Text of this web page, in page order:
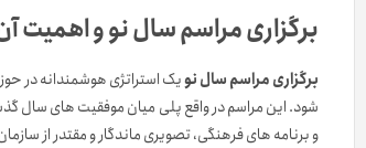
برگزاری مراسم سال نو و اهمیت
برگزاری مراسم سال نویک استراتژی هوشمندانه در
شود. این مراسم در واقع پلی میان موفقیت های سال
و برنامه های فرهنگی، تصویری ماندگار و مقتدر از